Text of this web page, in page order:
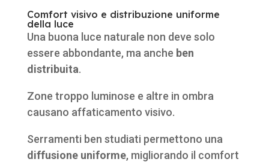
Comfort visivo e distribuzione uniforme
della luce
Una buona luce naturale non deve solo
essere abbondante, ma anche ben
distribuita.
Zone troppo luminose e altre in ombra
causano affaticamento visivo.
Serramenti ben studiati permettono una
diffusione uniforme, migliorando il comfort